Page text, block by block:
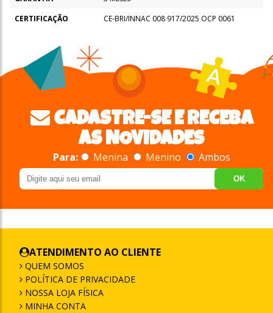
CERTIFICAÇÃO
CE-BRI/INNAC 008 917/2025 OCP 0061
CADASTRE-SE E RECEBA
AS NOVIDADES
Para: Menina Menino Ambos
OK
ATENDIMENTO AO CLIENTE
QUEM SOMOS
POLÍTICA DE PRIVACIDADE
NOSSA LOJA FÍSICA
MINHA CONTA